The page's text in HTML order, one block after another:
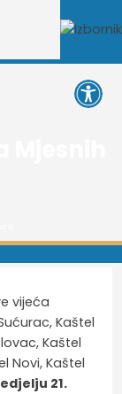
vijeća
Kaštel
Kaštel
Novi, Kaštel
21.